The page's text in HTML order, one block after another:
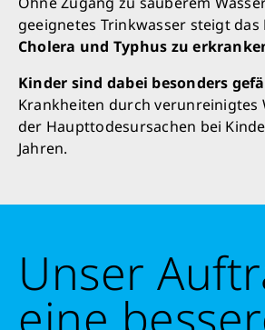
geeignetes Trinkwasser steigt das
Cholera und Typhus zu
Kinder sind dabei besonders
Krankheiten durch verunreinigtes
der Haupttodesursachen bei
Jahren.
Unser